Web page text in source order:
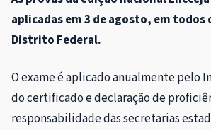
aplicadas em 3 de agosto, em todos
Distrito Federal.
O exame é aplicado anualmente pelo
do certificado e declaração de
responsabilidade das secretarias